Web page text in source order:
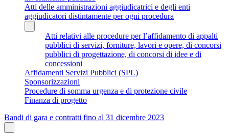
Atti delle amministrazioni aggiudicatrici e degli enti
aggiudicatori distintamente per ogni procedura
Atti relativi alle procedure per l’affidamento di appalti
pubblici di servizi, forniture, lavori e opere, di concorsi
pubblici di progettazione, di concorsi di idee e di
concessioni
Affidamenti Servizi Pubblici (SPL)
Sponsorizzazioni
Procedure di somma urgenza e di protezione civile
Finanza di progetto
Bandi di gara e contratti fino al 31 dicembre 2023